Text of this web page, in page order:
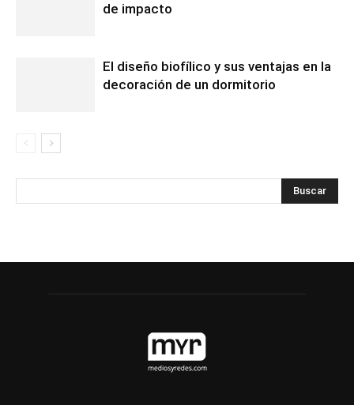
de impacto
El diseño biofílico y sus ventajas en la
decoración de un dormitorio